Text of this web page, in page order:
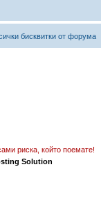
бисквитки от форума
риска, който поемате!
Solution